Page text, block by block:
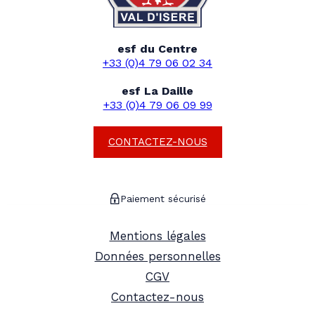
esf du Centre
+33 (0)4 79 06 02 34
esf La Daille
+33 (0)4 79 06 09 99
CONTACTEZ-NOUS
Paiement sécurisé
Mentions légales
Données personnelles
CGV
Contactez-nous